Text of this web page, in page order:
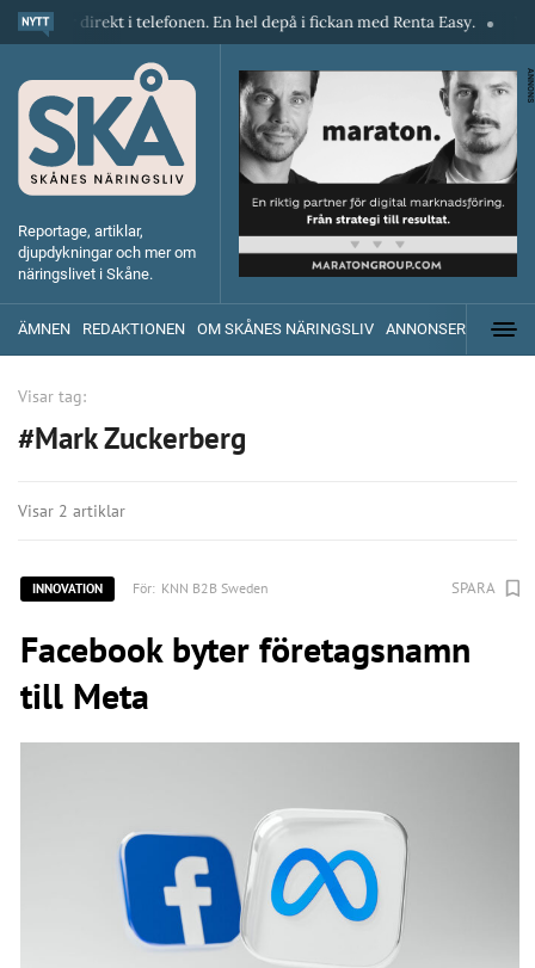
direkt i telefonen. En hel depå i fickan med Renta Easy.
Reportage, artiklar,
djupdykningar och mer om
näringslivet i Skåne.
ANNONS
ÄMNEN REDAKTIONEN OM SKÅNES NÄRINGSLIV ANNONSERA
Visar tag:
#Mark Zuckerberg
Visar 2 artiklar
INNOVATION För: KNN B2B Sweden SPARA
Facebook byter företagsnamn
till Meta